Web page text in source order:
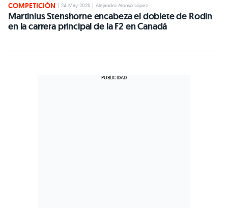
COMPETICIÓN 24 May 2026 Alejandro Alonso López
Martinius Stenshorne encabeza el doblete de Rodin
en la carrera principal de la F2 en Canadá